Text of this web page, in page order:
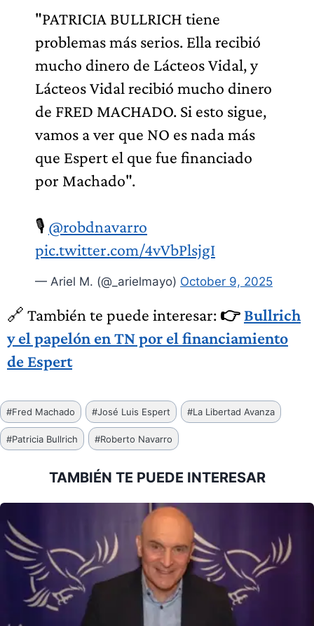
"PATRICIA BULLRICH tiene
problemas más serios. Ella recibió
mucho dinero de Lácteos Vidal, y
Lácteos Vidal recibió mucho dinero
de FRED MACHADO. Si esto sigue,
vamos a ver que NO es nada más
que Espert el que fue financiado
por Machado".
🎙️ @robdnavarro
pic.twitter.com/4vVbPlsjgI
— Ariel M. (@_arielmayo) October 9, 2025
🔗 También te puede interesar: 👉 Bullrich
y el papelón en TN por el financiamiento
de Espert
Etiquetas
de
la
#Fred Machado #José Luis Espert #La Libertad Avanza
#Patricia Bullrich #Roberto Navarro
TAMBIÉN TE PUEDE INTERESAR